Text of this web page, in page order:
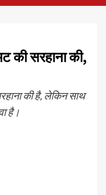
की सरहाना की,
की है, लेकिन साथ
है।